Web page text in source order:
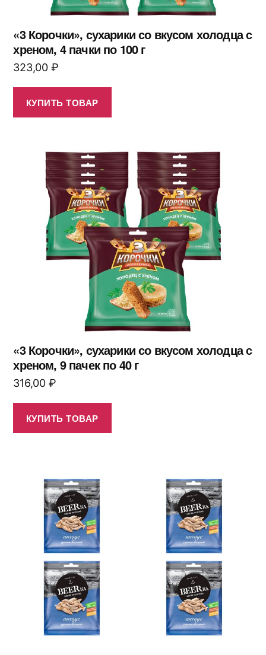
«3 Корочки», сухарики со вкусом холодца с
хреном, 4 пачки по 100 г
323,00 ₽
КУПИТЬ ТОВАР
«3 Корочки», сухарики со вкусом холодца с
хреном, 9 пачек по 40 г
316,00 ₽
КУПИТЬ ТОВАР